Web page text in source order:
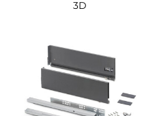
3D